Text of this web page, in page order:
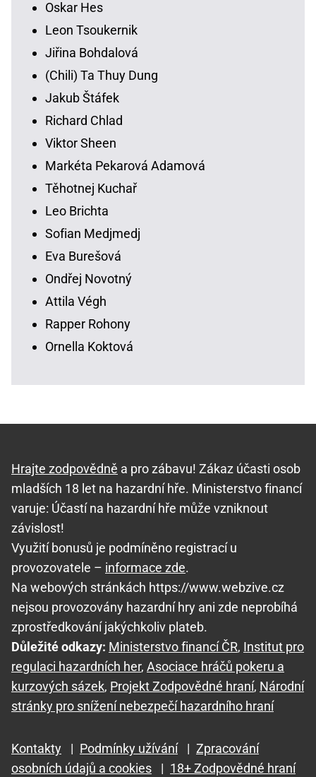
Oskar Hes
Leon Tsoukernik
Jiřina Bohdalová
(Chili) Ta Thuy Dung
Jakub Štáfek
Richard Chlad
Viktor Sheen
Markéta Pekarová Adamová
Těhotnej Kuchař
Leo Brichta
Sofian Medjmedj
Eva Burešová
Ondřej Novotný
Attila Végh
Rapper Rohony
Ornella Koktová
Hrajte zodpovědně a pro zábavu! Zákaz účasti osob
mladších 18 let na hazardní hře. Ministerstvo financí
varuje: Účastí na hazardní hře může vzniknout
závislost!
Využití bonusů je podmíněno registrací u
provozovatele – informace zde.
Na webových stránkách https://www.webzive.cz
nejsou provozovány hazardní hry ani zde neprobíhá
zprostředkování jakýchkoliv plateb.
Důležité odkazy: Ministerstvo financí ČR, Institut pro
regulaci hazardních her, Asociace hráčů pokeru a
kurzových sázek, Projekt Zodpovědné hraní, Národní
stránky pro snížení nebezpečí hazardního hraní
Kontakty | Podmínky užívání | Zpracování
osobních údajů a cookies
| 18+ Zodpovědné hraní